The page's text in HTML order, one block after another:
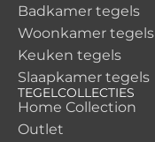
Badkamer tegels
Woonkamer tegels
Keuken tegels
Slaapkamer tegels
TEGELCOLLECTIES
Home Collection
Outlet